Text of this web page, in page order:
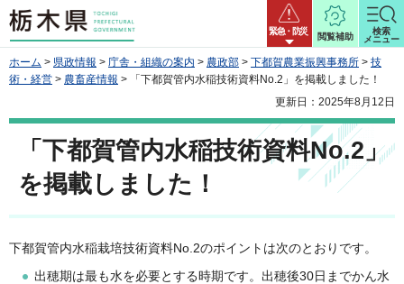
栃木県 緊急・防災
閲覧補助
検索
メニュー
ホーム > 県政情報 > 庁舎・組織の案内 > 農政部 > 下都賀農業振興事務所 > 技
術・経営 > 農畜産情報 > 「下都賀管内水稲技術資料No.2」を掲載しました！
更新日：2025年8月12日
「下都賀管内水稲技術資料No.2」
を掲載しました！
下都賀管内水稲栽培技術資料No.2のポイントは次のとおりです。
出穂期は最も水を必要とする時期です。出穂後30日までかん水